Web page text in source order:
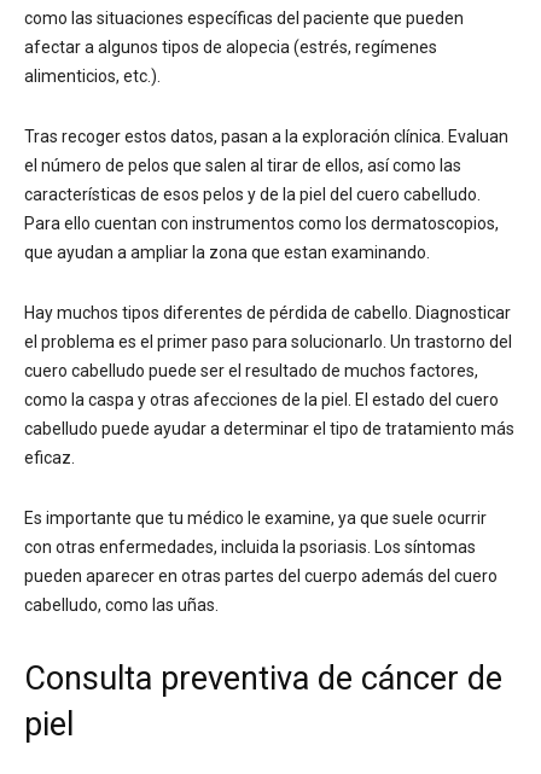
como las situaciones específicas del paciente que pueden
afectar a algunos tipos de alopecia (estrés, regímenes
alimenticios, etc.).
Tras recoger estos datos, pasan a la exploración clínica. Evaluan
el número de pelos que salen al tirar de ellos, así como las
características de esos pelos y de la piel del cuero cabelludo.
Para ello cuentan con instrumentos como los dermatoscopios,
que ayudan a ampliar la zona que estan examinando.
Hay muchos tipos diferentes de pérdida de cabello. Diagnosticar
el problema es el primer paso para solucionarlo. Un trastorno del
cuero cabelludo puede ser el resultado de muchos factores,
como la caspa y otras afecciones de la piel. El estado del cuero
cabelludo puede ayudar a determinar el tipo de tratamiento más
eficaz.
Es importante que tu médico le examine, ya que suele ocurrir
con otras enfermedades, incluida la psoriasis. Los síntomas
pueden aparecer en otras partes del cuerpo además del cuero
cabelludo, como las uñas.
Consulta preventiva de cáncer de
piel